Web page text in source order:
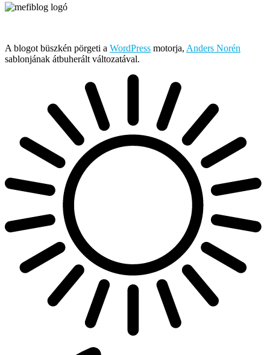
A blogot büszkén pörgeti a WordPress motorja, Anders Norén
sablonjának átbuherált változatával.